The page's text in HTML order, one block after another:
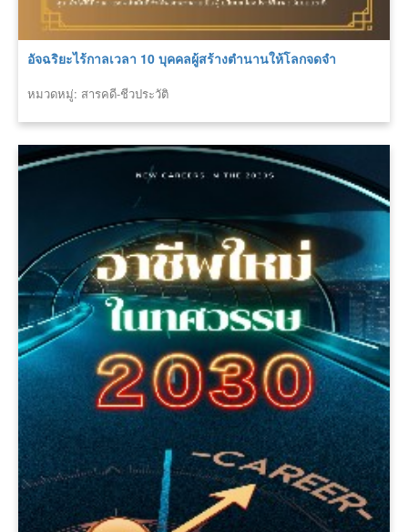
อัจฉริยะไร้กาลเวลา 10 บุคคลผู้สร้างตำนานให้โลกจดจำ
หมวดหมู่: สารคดี-ชีวประวัติ